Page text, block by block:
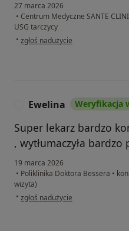
27 marca 2026
• Centrum Medyczne SANTE
USG tarczycy
• w opinii użytkownika Roksana
zgłoś nadużycie
Ewelina Weryfikacja
Super lekarz bardzo
, wytłumaczyła bardzo
19 marca 2026
• Poliklinika Doktora Bessera •
wizyta)
• w opinii użytkownika Ewelina
zgłoś nadużycie